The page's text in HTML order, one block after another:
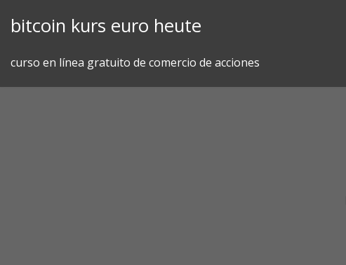
bitcoin kurs euro heute
curso en línea gratuito de comercio de acciones